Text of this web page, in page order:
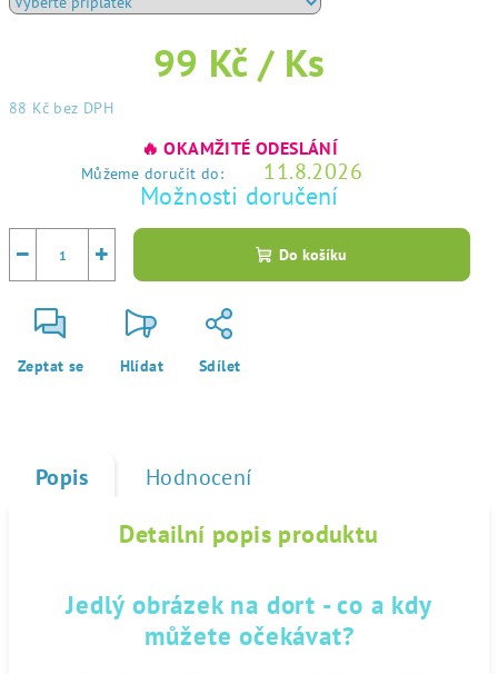
99 Kč / Ks
88 Kč bez DPH
🔥 OKAMŽITÉ ODESLÁNÍ
Můžeme doručit do: 11.8.2026
Možnosti doručení
+
− Do košíku
Zeptat se Hlídat Sdílet
Popis Hodnocení
Detailní popis produktu
Jedlý obrázek na dort - co a kdy
můžete očekávat?